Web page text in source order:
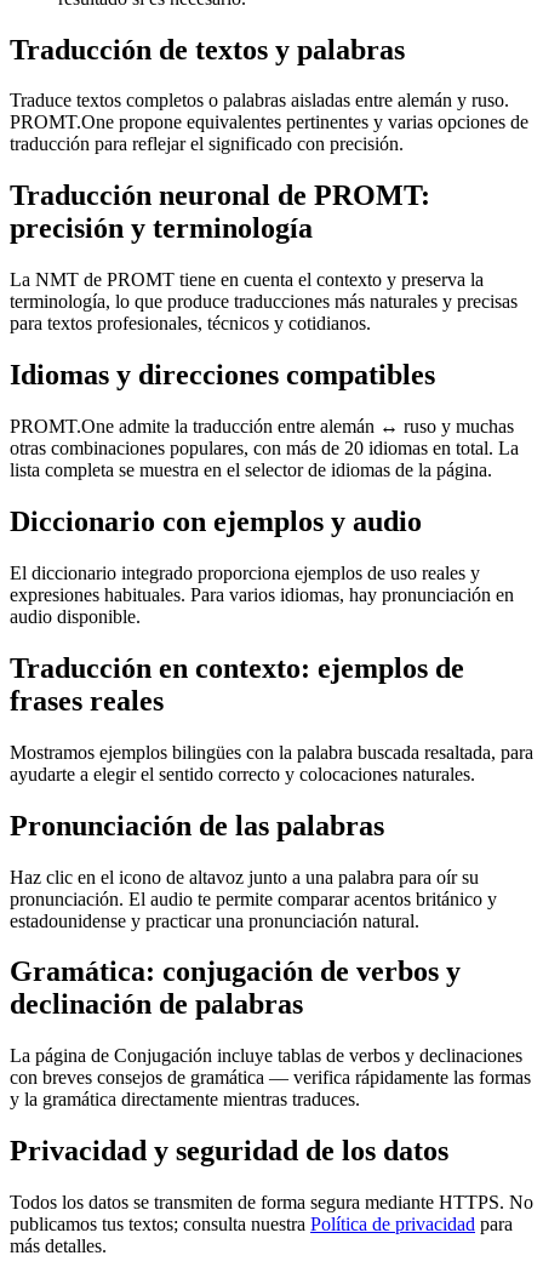
Traducción de textos y palabras
Traduce textos completos o palabras aisladas entre alemán y ruso.
PROMT.One propone equivalentes pertinentes y varias opciones de
traducción para reflejar el significado con precisión.
Traducción neuronal de PROMT:
precisión y terminología
La NMT de PROMT tiene en cuenta el contexto y preserva la
terminología, lo que produce traducciones más naturales y precisas
para textos profesionales, técnicos y cotidianos.
Idiomas y direcciones compatibles
PROMT.One admite la traducción entre alemán ↔ ruso y muchas
otras combinaciones populares, con más de 20 idiomas en total. La
lista completa se muestra en el selector de idiomas de la página.
Diccionario con ejemplos y audio
El diccionario integrado proporciona ejemplos de uso reales y
expresiones habituales. Para varios idiomas, hay pronunciación en
audio disponible.
Traducción en contexto: ejemplos de
frases reales
Mostramos ejemplos bilingües con la palabra buscada resaltada, para
ayudarte a elegir el sentido correcto y colocaciones naturales.
Pronunciación de las palabras
Haz clic en el icono de altavoz junto a una palabra para oír su
pronunciación. El audio te permite comparar acentos británico y
estadounidense y practicar una pronunciación natural.
Gramática: conjugación de verbos y
declinación de palabras
La página de Conjugación incluye tablas de verbos y declinaciones
con breves consejos de gramática — verifica rápidamente las formas
y la gramática directamente mientras traduces.
Privacidad y seguridad de los datos
Todos los datos se transmiten de forma segura mediante HTTPS. No
publicamos tus textos; consulta nuestra Política de privacidad para
más detalles.